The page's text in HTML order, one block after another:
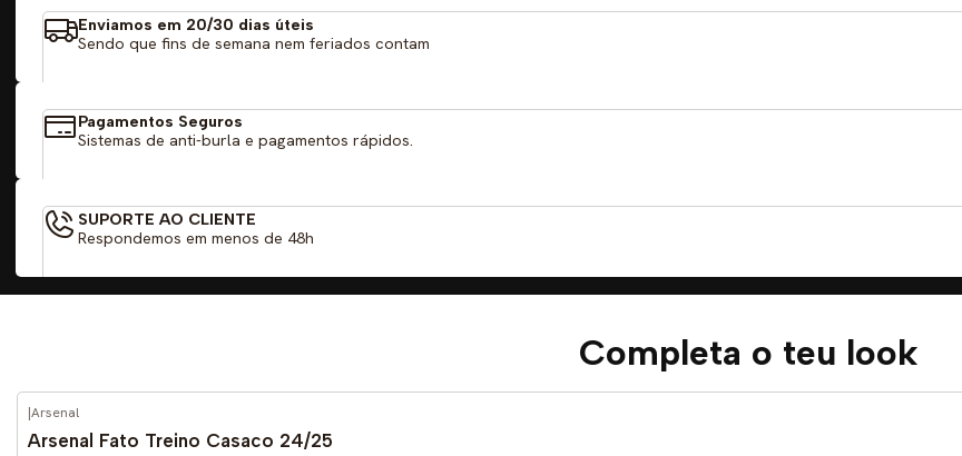
Enviamos em 20/30 dias úteis
Sendo que fins de semana nem feriados contam
Pagamentos Seguros
Sistemas de anti-burla e pagamentos rápidos.
SUPORTE AO CLIENTE
Respondemos em menos de 48h
Completa o teu look
DESCONTO
|Arsenal
Arsenal Fato Treino Casaco 24/25